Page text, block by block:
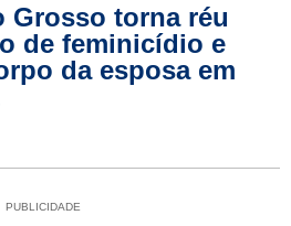
Grosso torna réu
de feminicídio e
da esposa em
PUBLICIDADE